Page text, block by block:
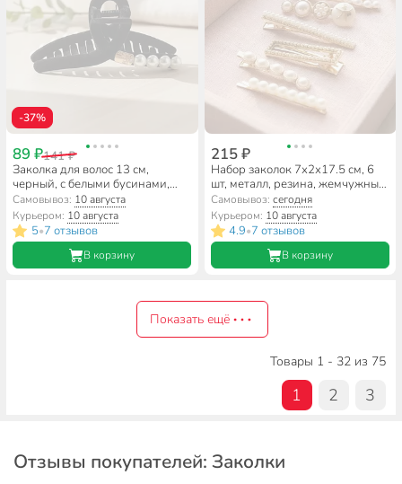
-37%
89 ₽141 ₽
Заколка для волос 13 см,
черный, с белыми бусинами,
Y4-11621
Самовывоз: 10 августа
Курьером: 10 августа
5•7 отзывов
В корзину
215 ₽
Набор заколок 7х2х17.5 см, 6
шт, металл, резина, жемчужные,
позолоченные, A110116
Самовывоз: сегодня
Курьером: 10 августа
4.9•7 отзывов
В корзину
Показать ещё
Товары 1 - 32 из 75
1 2 3
Отзывы покупателей: Заколки